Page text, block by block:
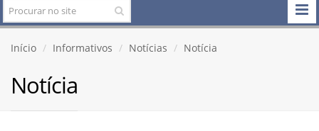
Início Informativos Notícias Notícia
Notícia